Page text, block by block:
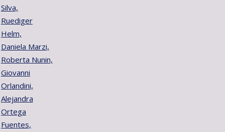
Silva,
Ruediger
Helm,
Daniela Marzi,
Roberta Nunin,
Giovanni
Orlandini,
Alejandra
Ortega
Fuentes,